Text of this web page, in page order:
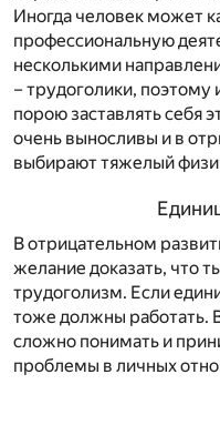
Иногда человек может
профессиональную
несколькими
– трудоголики, поэтому
порою заставлять себя
очень выносливы и в
выбирают тяжелый
В отрицательном
желание доказать, что
трудоголизм. Если
тоже должны работать.
сложно понимать и
проблемы в личных